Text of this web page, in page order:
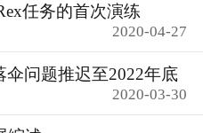
任务的首次演练
2020-04-27
伞问题推迟至2022年底
2020-03-30